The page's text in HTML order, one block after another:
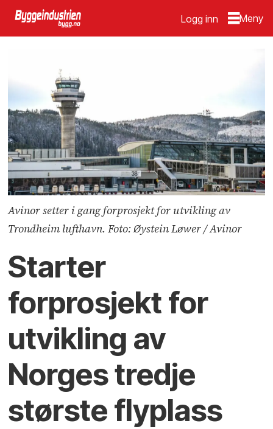
Logg inn
Avinor setter i gang forprosjekt for utvikling av
Trondheim lufthavn. Foto: Øystein Løwer / Avinor
Starter
forprosjekt for
utvikling av
Norges tredje
største flyplass